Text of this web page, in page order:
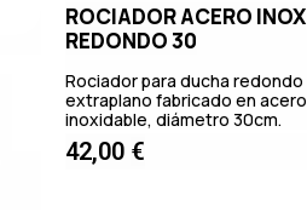
ROCIADOR ACERO INOX
REDONDO 30
Rociador para ducha redondo
extraplano fabricado en acero
inoxidable, diámetro 30cm.
42,00 €